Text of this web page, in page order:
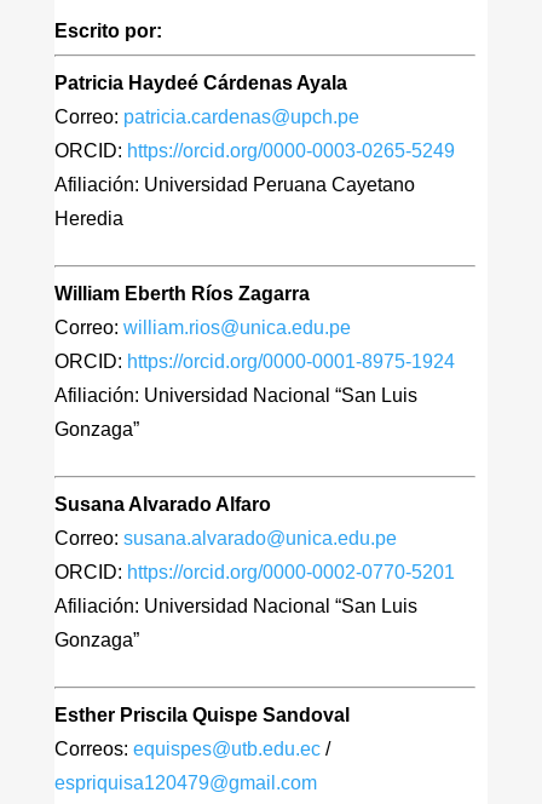
Escrito por:
Patricia Haydeé Cárdenas Ayala
Correo: patricia.cardenas@upch.pe
ORCID: https://orcid.org/0000-0003-0265-5249
Afiliación: Universidad Peruana Cayetano
Heredia
William Eberth Ríos Zagarra
Correo: william.rios@unica.edu.pe
ORCID: https://orcid.org/0000-0001-8975-1924
Afiliación: Universidad Nacional “San Luis
Gonzaga”
Susana Alvarado Alfaro
Correo: susana.alvarado@unica.edu.pe
ORCID: https://orcid.org/0000-0002-0770-5201
Afiliación: Universidad Nacional “San Luis
Gonzaga”
Esther Priscila Quispe Sandoval
Correos: equispes@utb.edu.ec /
espriquisa120479@gmail.com